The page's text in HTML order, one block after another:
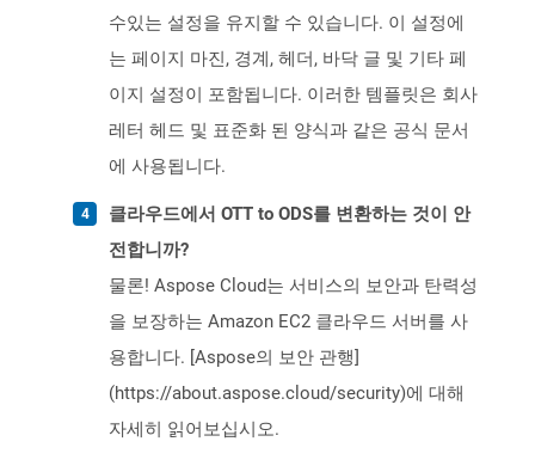
수있는 설정을 유지할 수 있습니다. 이 설정에
는 페이지 마진, 경계, 헤더, 바닥 글 및 기타 페
이지 설정이 포함됩니다. 이러한 템플릿은 회사
레터 헤드 및 표준화 된 양식과 같은 공식 문서
에 사용됩니다.
클라우드에서 OTT to ODS를 변환하는 것이 안
전합니까?
물론! Aspose Cloud는 서비스의 보안과 탄력성
을 보장하는 Amazon EC2 클라우드 서버를 사
용합니다. [Aspose의 보안 관행]
(https://about.aspose.cloud/security)에 대해
자세히 읽어보십시오.